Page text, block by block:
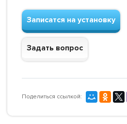
Записатся на установку
Задать вопрос
Поделиться ссылкой: